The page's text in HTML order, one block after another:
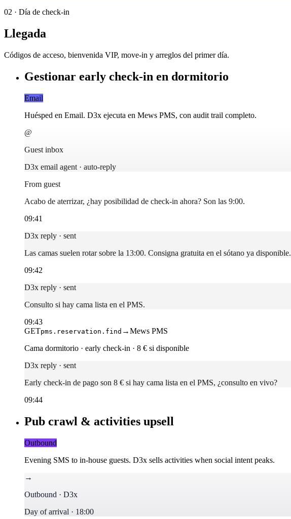
02 · Día de check-in
Llegada
Códigos de acceso, bienvenida VIP, move-in y arreglos del primer día.
Gestionar early check-in en dormitorio
Email
Huésped en Email. D3x ejecuta en Mews PMS, con audit trail completo.
@
Guest inbox
D3x email agent · auto-reply
From guest
Acabo de aterrizar, ¿hay posibilidad de check-in ahora? Son las 9:00.
09:41
D3x reply · sent
Las camas suelen rotar sobre la 13:00. Consigna gratuita en el sótano ya disponible.
09:42
D3x reply · sent
Consulto si hay cama lista en el PMS.
09:43
GETpms.reservation.find →Mews PMS
Cama dormitorio · early check-in · 8 € si disponible
D3x reply · sent
Early check-in de pago son 8 € si hay cama lista en el PMS, ¿consulto en vivo?
09:44
Pub crawl & activities upsell
Outbound
Evening SMS to in-house guests. D3x sells activities when social intent peaks.
→
Outbound · D3x
Day of arrival · 18:00